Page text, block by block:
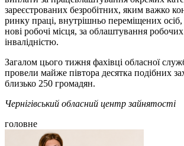
зареєстрованих безробітних, яким важко
ринку праці, внутрішньо переміщених осіб,
нові робочі місця, за облаштування
інвалідністю.
Загалом цього тижня фахівці обласної
провели майже півтора десятка подібних
близько 250 громадян.
Чернігівський обласний центр зайнятості
головне